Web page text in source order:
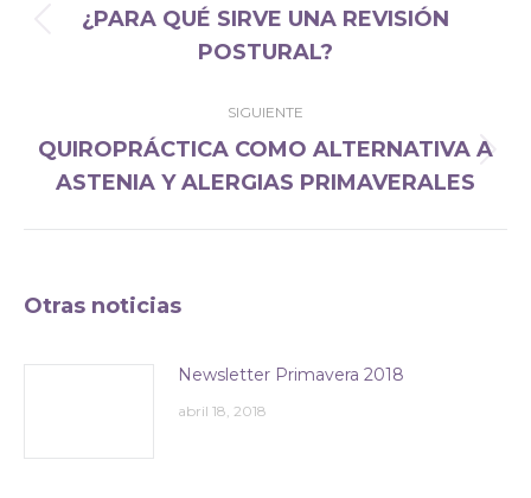
publicaciones
¿PARA QUÉ SIRVE UNA REVISIÓN
POSTURAL?
SIGUIENTE
QUIROPRÁCTICA COMO ALTERNATIVA A
ASTENIA Y ALERGIAS PRIMAVERALES
Otras noticias
Newsletter Primavera 2018
abril 18, 2018